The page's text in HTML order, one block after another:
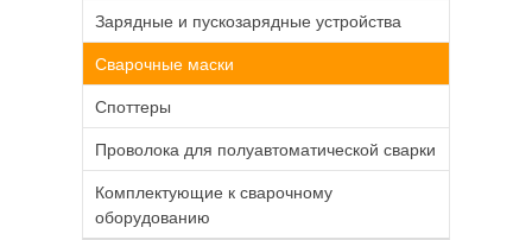
Зарядные и пускозарядные устройства
Сварочные маски
Споттеры
Проволока для полуавтоматической сварки
Комплектующие к сварочному
оборудованию